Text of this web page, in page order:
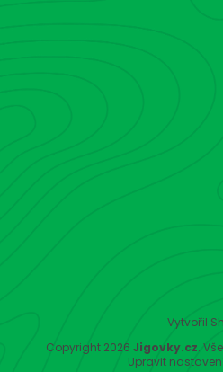
Vytvořil
Copyright 2026 Jigovky.cz.
Upravit